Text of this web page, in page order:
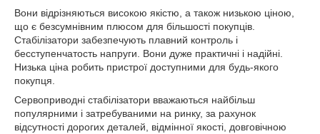
Вони відрізняються високою якістю, а також низькою ціною,
що є безсумнівним плюсом для більшості покупців.
Стабілізатори забезпечують плавний контроль і
бесступенчатость напруги. Вони дуже практичні і надійні.
Низька ціна робить пристрої доступними для будь-якого
покупця.
Сервоприводні стабілізатори вважаються найбільш
популярними і затребуваними на ринку, за рахунок
відсутності дорогих деталей, відмінної якості, довговічною